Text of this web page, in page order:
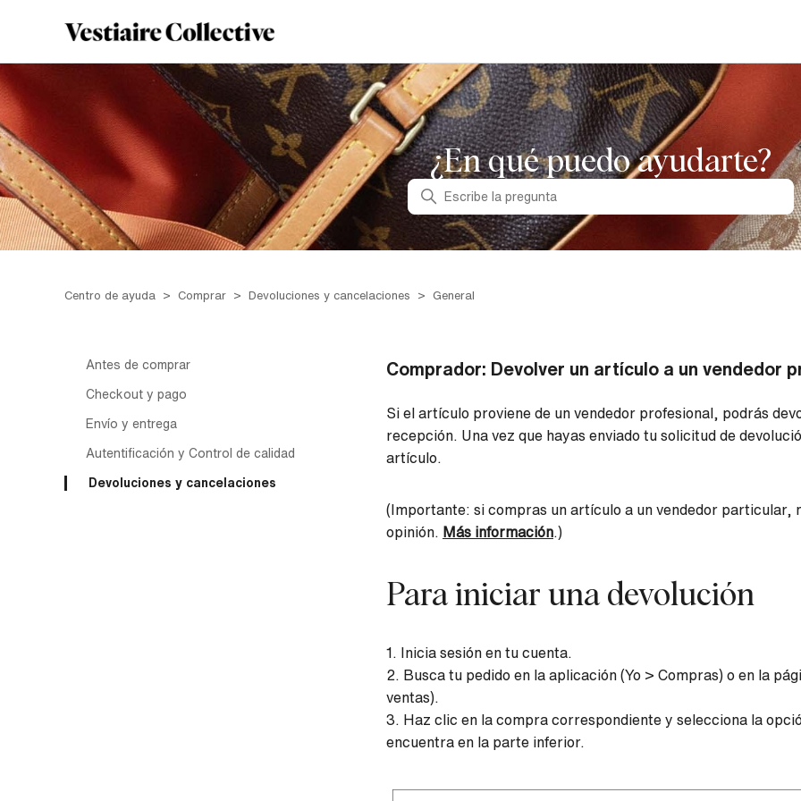
¿En qué puedo ayudarte?
Búsqueda
Centro de ayuda Comprar Devoluciones y cancelaciones General
Antes de comprar
Checkout y pago
Envío y entrega
Autentificación y Control de calidad
Devoluciones y cancelaciones
Comprador: Devolver un artículo a un vendedor
Si el artículo proviene de un vendedor profesional, podrás
recepción. Una vez que hayas enviado tu solicitud de
artículo.
(Importante: si compras un artículo a un vendedor particular,
opinión.
Más información .)
Para iniciar una devolución
1. Inicia sesión en tu cuenta.
2. Busca tu pedido en la aplicación (Yo > Compras) o en la
ventas).
3. Haz clic en la compra correspondiente y selecciona la
encuentra en la parte inferior.